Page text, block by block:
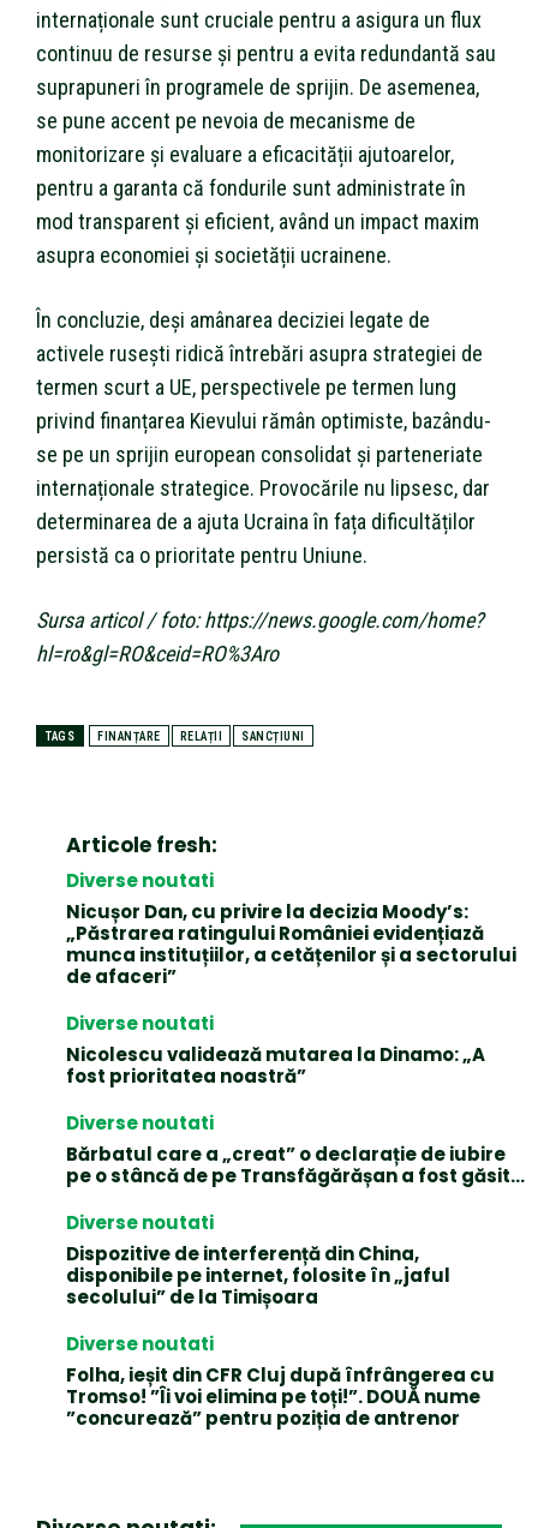
internaționale sunt cruciale pentru a asigura un flux
continuu de resurse și pentru a evita redundantă sau
suprapuneri în programele de sprijin. De asemenea,
se pune accent pe nevoia de mecanisme de
monitorizare și evaluare a eficacității ajutoarelor,
pentru a garanta că fondurile sunt administrate în
mod transparent și eficient, având un impact maxim
asupra economiei și societății ucrainene.
În concluzie, deși amânarea deciziei legate de
activele rusești ridică întrebări asupra strategiei de
termen scurt a UE, perspectivele pe termen lung
privind finanțarea Kievului rămân optimiste, bazându-
se pe un sprijin european consolidat și parteneriate
internaționale strategice. Provocările nu lipsesc, dar
determinarea de a ajuta Ucraina în fața dificultăților
persistă ca o prioritate pentru Uniune.
Sursa articol / foto: https://news.google.com/home?
hl=ro&gl=RO&ceid=RO%3Aro
TAGS FINANȚARE RELAȚII SANCȚIUNI
Articole fresh:
Diverse noutati
Nicușor Dan, cu privire la decizia Moody’s:
„Păstrarea ratingului României evidențiază
munca instituțiilor, a cetățenilor și a sectorului
de afaceri”
Diverse noutati
Nicolescu validează mutarea la Dinamo: „A
fost prioritatea noastră”
Diverse noutati
Bărbatul care a „creat” o declarație de iubire
pe o stâncă de pe Transfăgărășan a fost găsit…
Diverse noutati
Dispozitive de interferență din China,
disponibile pe internet, folosite în „jaful
secolului” de la Timișoara
Diverse noutati
Folha, ieșit din CFR Cluj după înfrângerea cu
Tromso! ”Îi voi elimina pe toți!”. DOUĂ nume
”concurează” pentru poziția de antrenor